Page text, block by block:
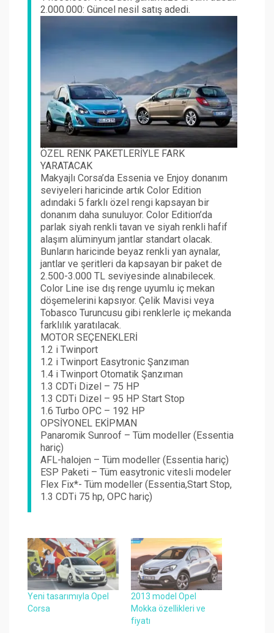
2.000.000: Güncel nesil satış adedi.
ÖZEL RENK PAKETLERİYLE FARK
YARATACAK
Makyajlı Corsa’da Essenia ve Enjoy donanım
seviyeleri haricinde artık Color Edition
adındaki 5 farklı özel rengi kapsayan bir
donanım daha sunuluyor. Color Edition’da
parlak siyah renkli tavan ve siyah renkli hafif
alaşım alüminyum jantlar standart olacak.
Bunların haricinde beyaz renkli yan aynalar,
jantlar ve şeritleri da kapsayan bir paket de
2.500-3.000 TL seviyesinde alınabilecek.
Color Line ise dış renge uyumlu iç mekan
döşemelerini kapsıyor. Çelik Mavisi veya
Tobasco Turuncusu gibi renklerle iç mekanda
farklılık yaratılacak.
MOTOR SEÇENEKLERİ
1.2 i Twinport
1.2 i Twinport Easytronic Şanzıman
1.4 i Twinport Otomatik Şanzıman
1.3 CDTi Dizel – 75 HP
1.3 CDTi Dizel – 95 HP Start Stop
1.6 Turbo OPC – 192 HP
OPSİYONEL EKİPMAN
Panaromik Sunroof – Tüm modeller (Essentia
hariç)
AFL-halojen – Tüm modeller (Essentia hariç)
ESP Paketi – Tüm easytronic vitesli modeler
Flex Fix*- Tüm modeller (Essentia,Start Stop,
1.3 CDTi 75 hp, OPC hariç)
Yeni tasarımıyla Opel
Corsa
2013 model Opel
Mokka özellikleri ve
fiyatı